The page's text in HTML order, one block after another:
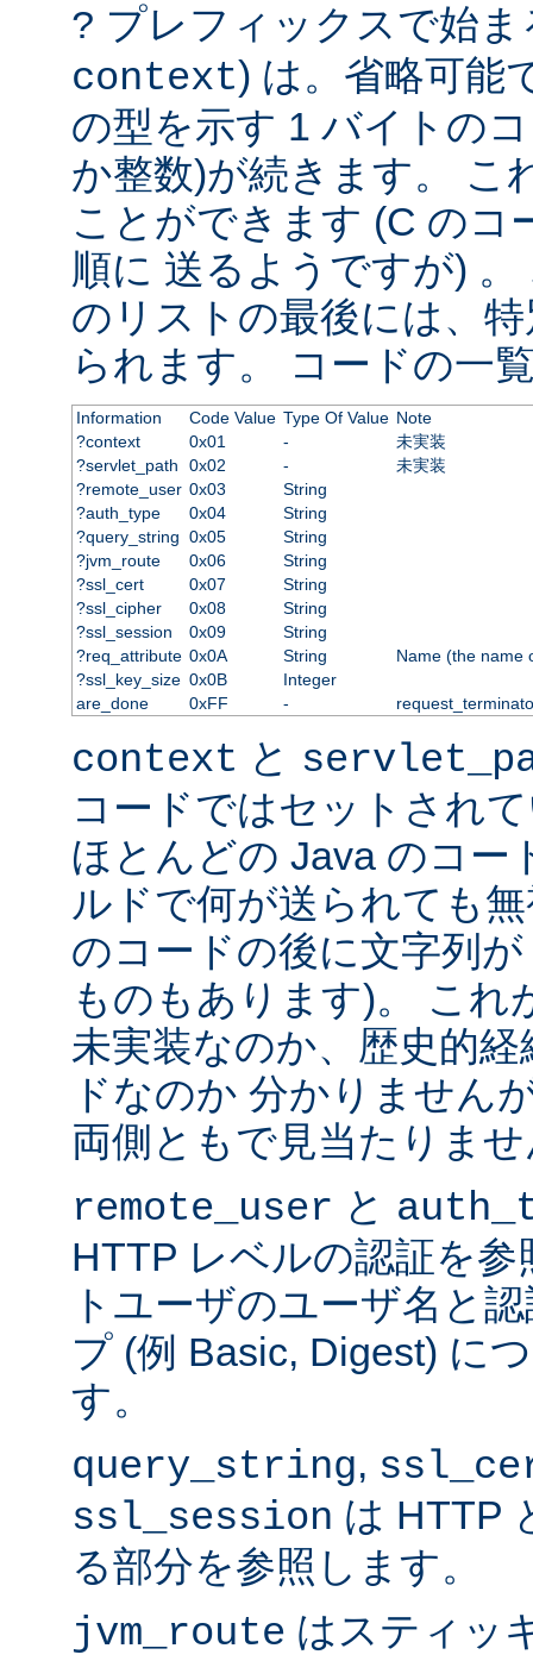
? プレフィックスで始
context) は。省略可能
の型を示す 1 バイトの
か整数)が続きます。 こ
ことができます (C のコ
順に 送るようですが)
のリストの最後には、
られます。 コードの一
Information Code Value Type Of Value Note
?context
0x01 -
未実装
?servlet_path
0x02 -
未実装
?remote_user 0x03
String
?auth_type
0x04
String
?query_string 0x05
String
?jvm_route
0x06
String
?ssl_cert
0x07
String
?ssl_cipher
0x08
String
?ssl_session
0x09
String
?req_attribute 0x0A String
Name (the name
?ssl_key_size 0x0B
Integer
are_done
0xFF -
context と
コードではセットされ
ほとんどの Java のコー
ルドで何が送られても
のコードの後に文字列
ものもあります)。 これ
未実装なのか、歴史的
ドなのか 分かりません
両側ともで見当たりま
remote_user と
HTTP レベルの認証を
トユーザのユーザ名と
プ (例 Basic, Digest) に
す。
query_string,
ssl_session は HTTP
る部分を参照します。
jvm_route はスティッ